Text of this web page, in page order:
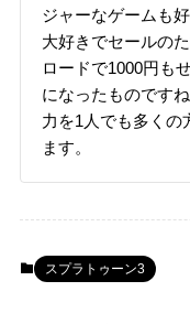
ジャーなゲームも
大好きでセールの
ロードで1000円も
になったものです
力を1人でも多くの
ます。
スプラトゥーン3